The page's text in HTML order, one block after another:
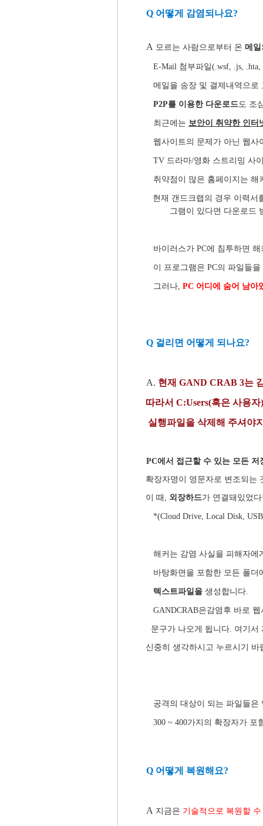
Q 어떻게 감염되나요?
A 모르는 사람으로부터 온 메
E-Mail 첨부파일(.wsf, .js,
메일을 송장 및 결제내역으로
P2P를 이용한 다운로드도 조
최근에는 보안이 취약한 인터
웹사이트의 문제가 아닌 웹사
TV 드라마/영화 스트리밍 사
취약점이 많은 홈페이지는 해
현재 갠드크랩의 경우 이력서
그램이 있다면 다운로드
바이러스가 PC에 침투하면
이 프로그램은 PC의 파일들
그러나, PC 어디에 숨어 남아
Q 걸리면 어떻게 되나요?
A. 현재 GAND CRAB 3는
따라서 C:Users(혹은 사용자)
실행파일을 삭제해 주셔야지
PC에서 접근할 수 있는 모든 저
확장자명이 영문자로 변조되는
이 때, 외장하드가 연결돼있었
*(Cloud Drive, Local Disk,
해커는 감염 사실을 피해자에
바탕화면을 포함한 모든 폴더
텍스트파일을 생성합니다​.
GANDCRAB은감염후 바로
문구가 나오게 됩니다. 여기서
신중히 생각하시고 누르시기 바
공격의 대상이 되는 파일들은
300 ~ 400가지 의 확장자가 포
Q 어떻게 복원해요?
A 지금은 기술적으로 복원할